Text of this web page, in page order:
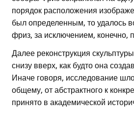
порядок расположения
был определенным, то удалось
фриз, за исключением, конечно,
Далее реконструкция
снизу вверх, как будто она
Иначе говоря, исследование шло
общему, от абстрактного к
принято в академической